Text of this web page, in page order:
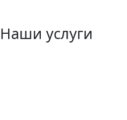
Наши услуги